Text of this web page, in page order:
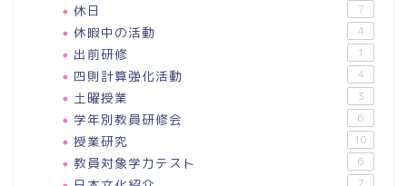
休日 7
休暇中の活動 4
出前研修 1
四則計算強化活動 4
土曜授業 3
学年別教員研修会 6
授業研究 10
教員対象学力テスト 6